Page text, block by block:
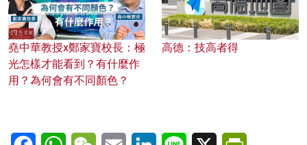
堯中華教授x鄭家寶校長：極
光怎樣才能看到？有什麼作
用？為何會有不同顏色？
高德：技高者得
FacebookWhatsAppWeChatEmail LinkedInLine X